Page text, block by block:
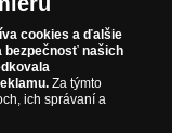
a
originálnej a v
Certifikátom
cookies a ďalšie
bezpečnosť našich
Za týmto
ich správaní a